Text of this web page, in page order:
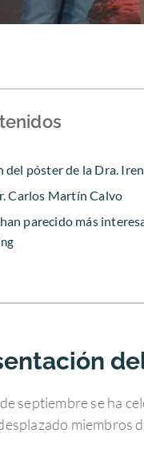
del póster de la Dra.
Carlos Martín Calvo
parecido más
septiembre se ha
miembros